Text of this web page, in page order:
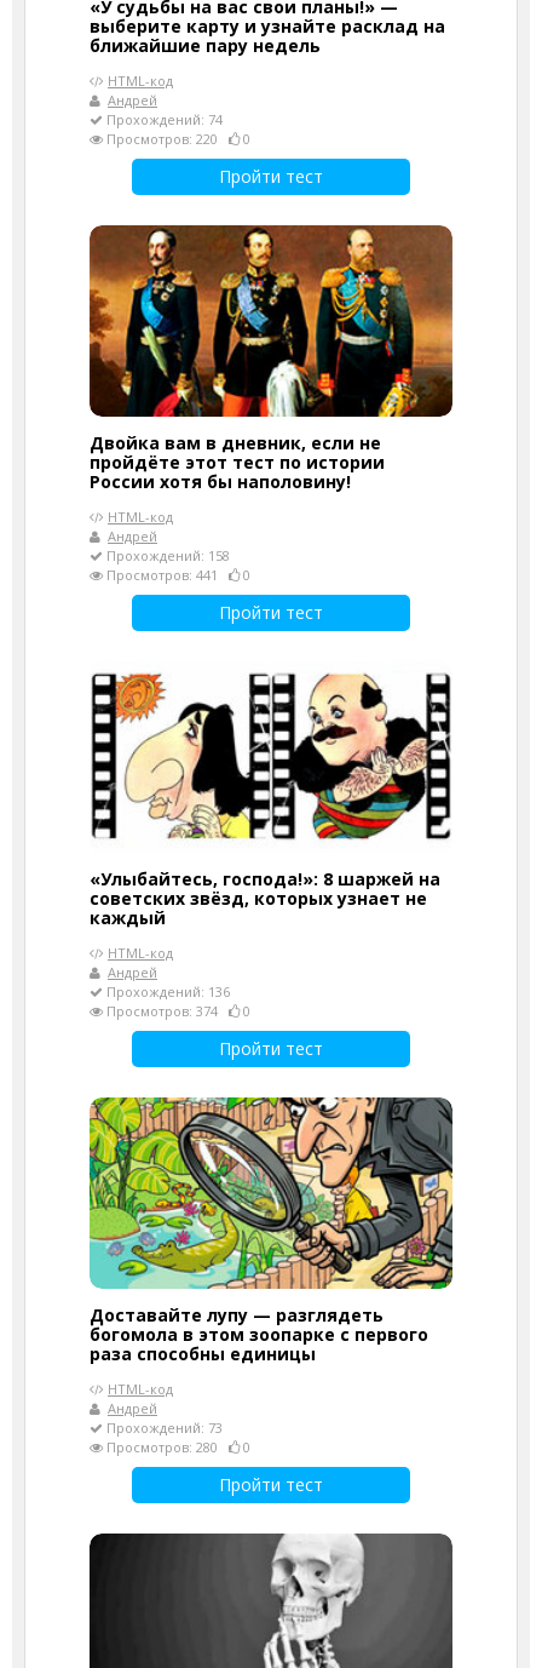
«У судьбы на вас свои планы!» —
выберите карту и узнайте расклад на
ближайшие пару недель
HTML-код
Андрей
Прохождений: 74
Просмотров: 220
0
Пройти тест
Двойка вам в дневник, если не
пройдёте этот тест по истории
России хотя бы наполовину!
HTML-код
Андрей
Прохождений: 158
Просмотров: 441
0
Пройти тест
«Улыбайтесь, господа!»: 8 шаржей на
советских звёзд, которых узнает не
каждый
HTML-код
Андрей
Прохождений: 136
Просмотров: 374
0
Пройти тест
Доставайте лупу — разглядеть
богомола в этом зоопарке с первого
раза способны единицы
HTML-код
Андрей
Прохождений: 73
Просмотров: 280
0
Пройти тест